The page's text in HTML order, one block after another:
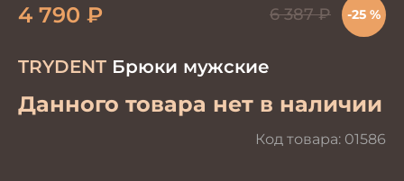
TRYDENT Брюки мужские
Данного товара нет в наличии
Код товара: 01586
4 790 ₽ 6 387₽ -25 %